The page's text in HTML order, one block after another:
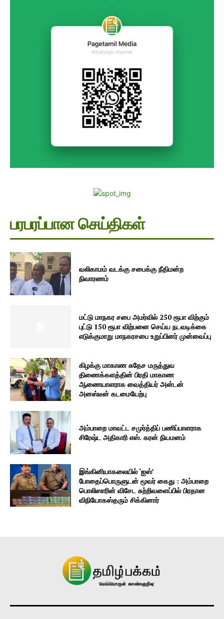
பரபரப்பான செய்திகள்
வலிகாமம் வடக்கு சபைக்கு நீதிமன்ற
நிவாரணம்
மட்டு மாநகர சபை அமர்வில் 250 ரூபா விற்கும்
புட்டு 150 ரூபா விற்பனை செய்ய நடவடிக்கை
எடுக்குமாறு மாநகரசபை உறுப்பினர் முன்வைப்பு
கிழக்கு மாகாண சுதேச மருத்துவ
திணைக்களத்தின் பிரதி மாகாண
ஆணையாளராக வைத்தியர் அன்டன்
அனஸ்டீன் கடமையேற்பு
அம்பாறை மாவட்ட சமுர்த்திப் பணிப்பாளராக
சிரேஷ்ட அதிகாரி எஸ். கரன் நியமனம்
இங்கினியாகலையில் ‘ஐஸ்’
போதைப்பொருளுடன் மூவர் கைது : அம்பாறை
பொலிஸாரின் விசேட சுற்றிவளைப்பில் பிரதான
விநியோகஸ்தரும் சிக்கினார்